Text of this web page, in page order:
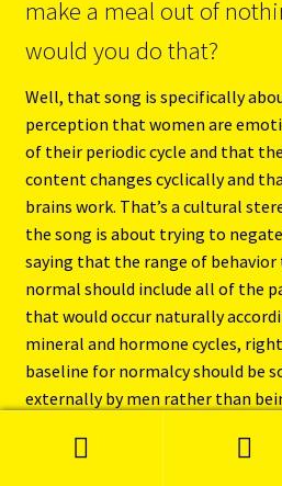
make a meal out of
would you do that?
Well, that song is specifically
perception that women are
of their periodic cycle and that
content changes cyclically and
brains work. That’s a cultural
the song is about trying to
saying that the range of behavior
normal should include all of the
that would occur naturally
mineral and hormone cycles,
baseline for normalcy should be
externally by men rather than
definition to include all parts of
normally is chauvinistic, basically.